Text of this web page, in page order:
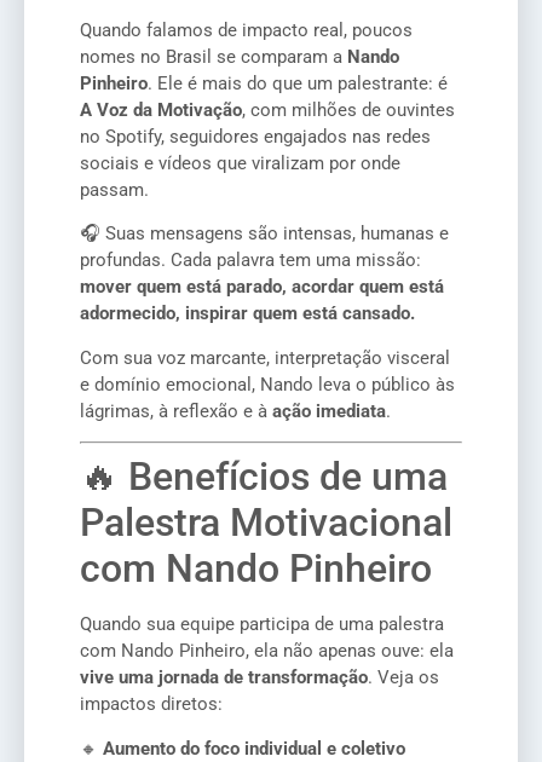
Quando falamos de impacto real, poucos
nomes no Brasil se comparam a Nando
Pinheiro. Ele é mais do que um palestrante: é
A Voz da Motivação, com milhões de ouvintes
no Spotify, seguidores engajados nas redes
sociais e vídeos que viralizam por onde
passam.
🎧 Suas mensagens são intensas, humanas e
profundas. Cada palavra tem uma missão:
mover quem está parado, acordar quem está
adormecido, inspirar quem está cansado.
Com sua voz marcante, interpretação visceral
e domínio emocional, Nando leva o público às
lágrimas, à reflexão e à ação imediata.
🔥 Benefícios de uma
Palestra Motivacional
com Nando Pinheiro
Quando sua equipe participa de uma palestra
com Nando Pinheiro, ela não apenas ouve: ela
vive uma jornada de transformação. Veja os
impactos diretos:
🔸 Aumento do foco individual e coletivo